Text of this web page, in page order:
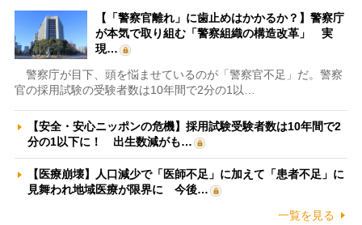
【「警察官離れ」に歯止めはかかるか？】警察庁
が本気で取り組む「警察組織の構造改革」 実
現…
警察庁が目下、頭を悩ませているのが「警察官不足」だ。警察
官の採用試験の受験者数は10年間で2分の1以…
【安全・安心ニッポンの危機】採用試験受験者数は10年間で2
分の1以下に！ 出生数減がも…
【医療崩壊】人口減少で「医師不足」に加えて「患者不足」に
見舞われ地域医療が限界に 今後…
一覧を見る